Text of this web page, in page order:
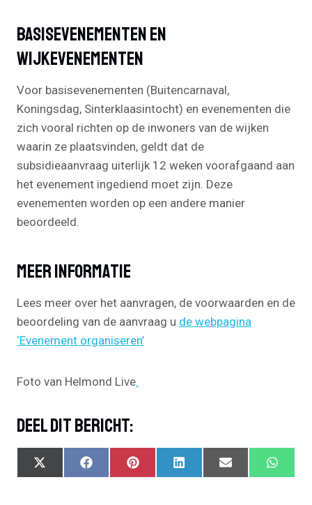
Basisevenementen En
Wijkevenementen
Voor basisevenementen (Buitencarnaval,
Koningsdag, Sinterklaasintocht) en evenementen die
zich vooral richten op de inwoners van de wijken
waarin ze plaatsvinden, geldt dat de
subsidieaanvraag uiterlijk 12 weken voorafgaand aan
het evenement ingediend moet zijn. Deze
evenementen worden op een andere manier
beoordeeld.
Meer Informatie
Lees meer over het aanvragen, de voorwaarden en de
beoordeling van de aanvraag u de webpagina
‘Evenement organiseren’
Foto van Helmond Live.
Deel Dit Bericht:
SX SF SP SL SE SW